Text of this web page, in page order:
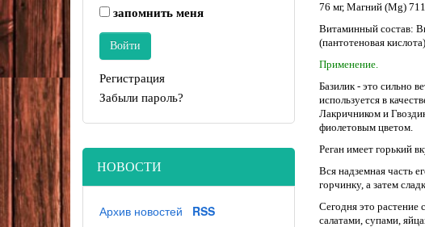
76 мг, Магний (Mg)
Витаминный состав:
(пантотеновая
Применение.
Базилик - это сильно
используется в
Лакричником и
фиолетовым цветом.
Реган имеет горький
Вся надземная часть
горчинку, а затем
Сегодня это растение
салатами, супами,
запомнить меня
Регистрация
Забыли пароль?
НОВОСТИ
Архив новостей RSS